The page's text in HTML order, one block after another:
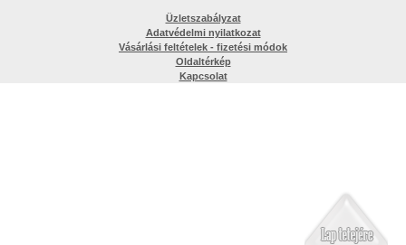
Üzletszabályzat
Adatvédelmi nyilatkozat
Vásárlási feltételek - fizetési módok
Oldaltérkép
Kapcsolat